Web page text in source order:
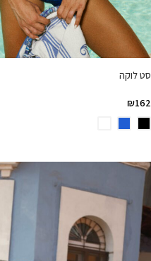
סט לוקה
₪162